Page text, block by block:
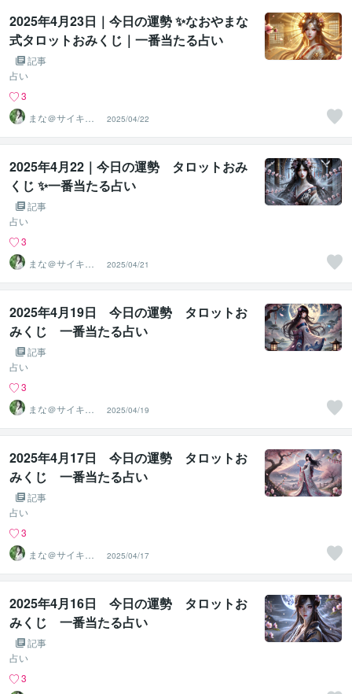
2025年4月23日｜今日の運勢 ✨なおやまな
式タロットおみくじ｜一番当たる占い
記事
占い
3
まな＠サイキッ
ク能力を覚醒さ
せる専門家
2025/04/22
2025年4月22｜今日の運勢 タロットおみ
くじ ✨一番当たる占い
記事
占い
3
まな＠サイキッ
ク能力を覚醒さ
せる専門家
2025/04/21
2025年4月19日 今日の運勢 タロットお
みくじ 一番当たる占い
記事
占い
3
まな＠サイキッ
ク能力を覚醒さ
せる専門家
2025/04/19
2025年4月17日 今日の運勢 タロットお
みくじ 一番当たる占い
記事
占い
3
まな＠サイキッ
ク能力を覚醒さ
せる専門家
2025/04/17
2025年4月16日 今日の運勢 タロットお
みくじ 一番当たる占い
記事
占い
3